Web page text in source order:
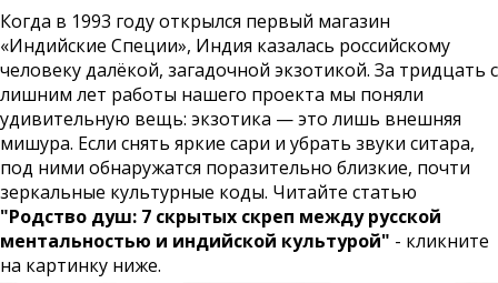
Когда в 1993 году открылся первый магазин
«Индийские Специи», Индия казалась российскому
человеку далёкой, загадочной экзотикой. За тридцать с
лишним лет работы нашего проекта мы поняли
удивительную вещь: экзотика — это лишь внешняя
мишура. Если снять яркие сари и убрать звуки ситара,
под ними обнаружатся поразительно близкие, почти
зеркальные культурные коды. Читайте статью
"Родство душ: 7 скрытых скреп между русской
ментальностью и индийской культурой" - кликните
на картинку ниже.